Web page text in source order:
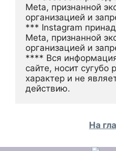
Meta, признанной
организацией и
*** Instagram
Meta, признанной
организацией и
**** Вся
сайте, носит сугубо
характер и не
действию.
На